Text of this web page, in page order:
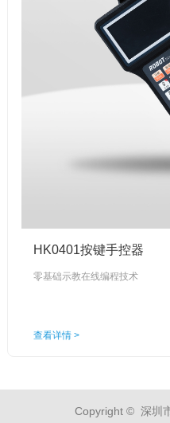
HK0401按键手控器
零基础示教在线编程技术
查看详情 >
Copyright © 深圳